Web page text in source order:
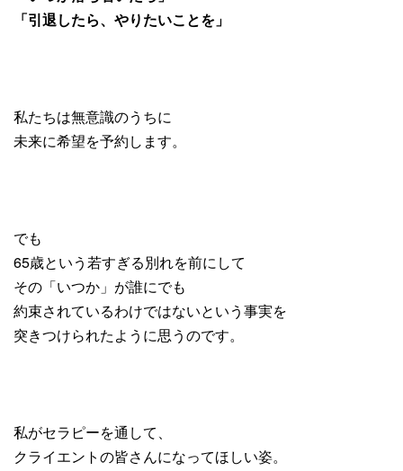
「引退したら、やりたいことを」
私たちは無意識のうちに
未来に希望を予約します。
でも
65歳という若すぎる別れを前にして
その「いつか」が誰にでも
約束されているわけではないという事実を
突きつけられたように思うのです。
私がセラピーを通して、
クライエントの皆さんになってほしい姿。